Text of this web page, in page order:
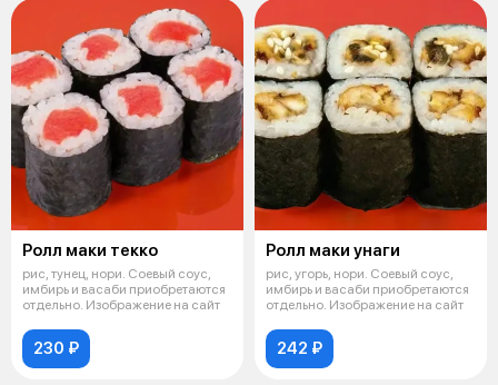
Ролл маки текко
рис, тунец, нори. Соевый соус,
имбирь и васаби приобретаются
отдельно. Изображение на сайт
230 ₽
Ролл маки унаги
рис, угорь, нори. Соевый соус,
имбирь и васаби приобретаются
отдельно. Изображение на сайт
242 ₽